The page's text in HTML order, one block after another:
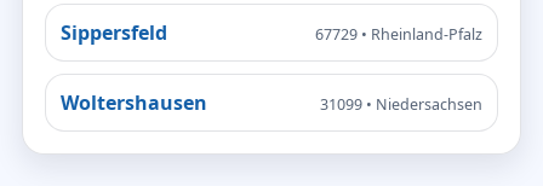
Sippersfeld 67729 • Rheinland-Pfalz
Woltershausen 31099 • Niedersachsen